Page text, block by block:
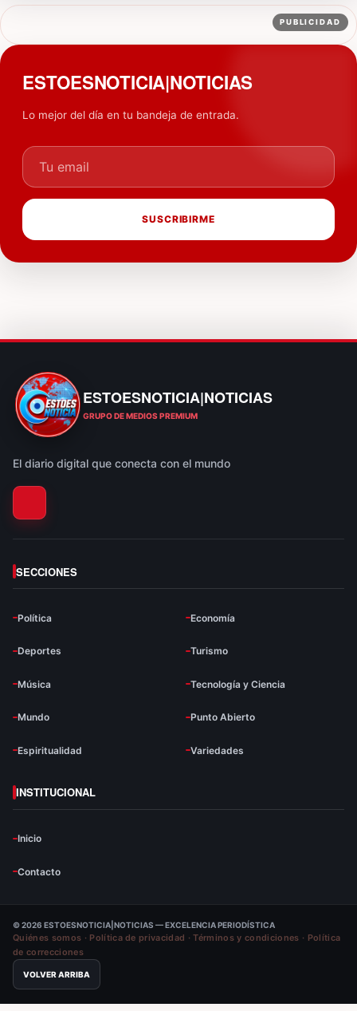
PUBLICIDAD
ESTOESNOTICIA|NOTICIAS
Lo mejor del día en tu bandeja de entrada.
Tu email
SUSCRIBIRME
ESTOESNOTICIA|NOTICIAS
ESTOESNOTICIA|NOTICIAS
GRUPO DE MEDIOS PREMIUM
El diario digital que conecta con el mundo
SECCIONES
Política Economía
Deportes Turismo
Música Tecnología y Ciencia
Mundo Punto Abierto
Espiritualidad Variedades
INSTITUCIONAL
Inicio
Contacto
© 2026 ESTOESNOTICIA|NOTICIAS — EXCELENCIA PERIODÍSTICA
Quiénes somos · Política de privacidad ·Términos y condiciones · Política
de correcciones
VOLVER ARRIBA